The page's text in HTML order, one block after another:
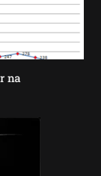
na